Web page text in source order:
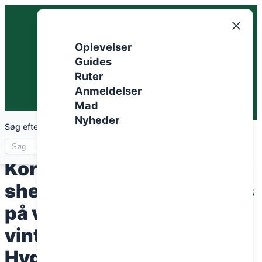
Oplevelser
Guides
Ruter
Anmeldelser
Mad
Nyheder
Søg efter artikler
Vintervandring i Danmark
Korte vandreruter med
shelter Shelter og bålplads
på vandretur Vandreture i
vintermånederne
Hyggelige